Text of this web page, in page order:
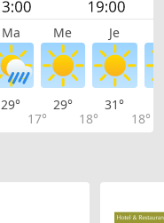
Ma Me Je
29°
17°
29°
18°
31°
18°